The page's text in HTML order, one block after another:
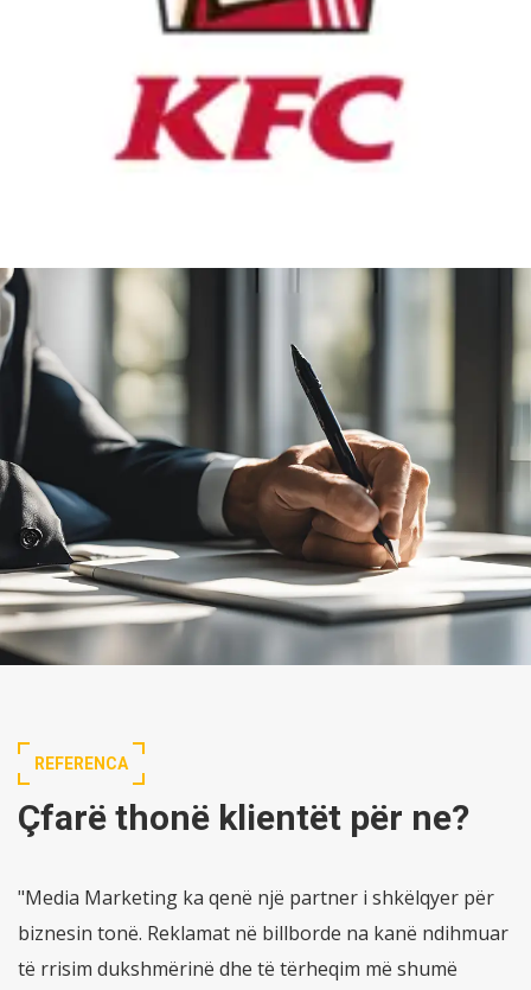
REFERENCA
Çfarë thonë klientët për ne?
"Media Marketing ka qenë një partner i shkëlqyer për
biznesin tonë. Reklamat në billborde na kanë ndihmuar
të rrisim dukshmërinë dhe të tërheqim më shumë